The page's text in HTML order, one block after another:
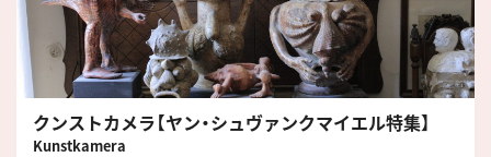
クンストカメラ【ヤン・シュヴァンクマイエル特集】
Kunstkamera